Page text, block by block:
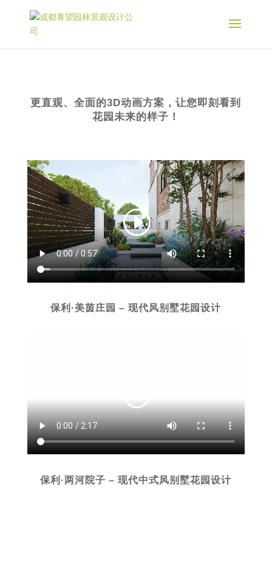
更直观、全面的3D动画方案，让您即刻看到
花园未来的样子！
保利·美茵庄园 – 现代风别墅花园设计
保利·两河院子 – 现代中式风别墅花园设计